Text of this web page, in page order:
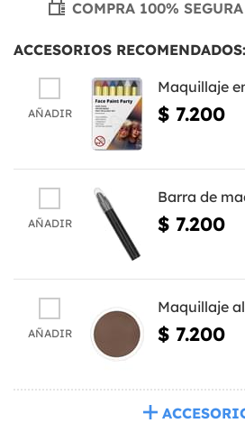
COMPRA 100%
ACCESORIOS RECOMENDADOS:
AÑADIR
Maquillaje
$ 7.200
AÑADIR
Barra de
$ 7.200
AÑADIR
Maquillaje
$ 7.200